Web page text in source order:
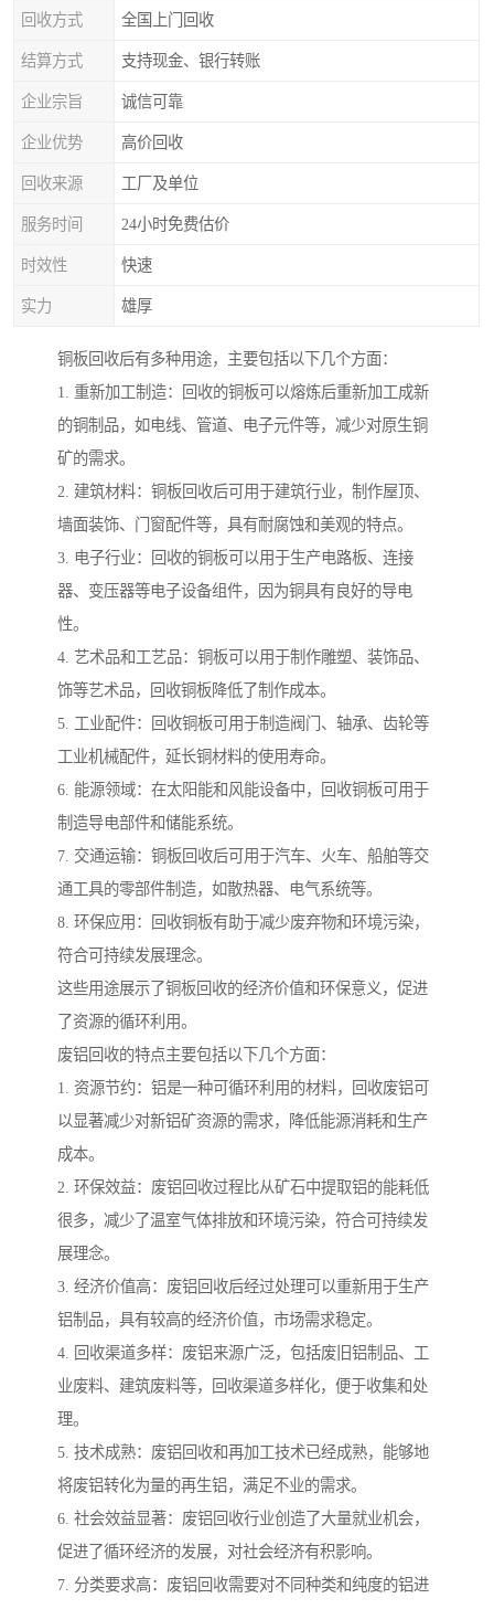
回收方式 全国上门回收
结算方式 支持现金、银行转账
企业宗旨 诚信可靠
企业优势 高价回收
回收来源 工厂及单位
服务时间 24小时免费估价
时效性 快速
实力 雄厚
铜板回收后有多种用途，主要包括以下几个方面：
1. 重新加工制造：回收的铜板可以熔炼后重新加工成新
的铜制品，如电线、管道、电子元件等，减少对原生铜
矿的需求。
2. 建筑材料：铜板回收后可用于建筑行业，制作屋顶、
墙面装饰、门窗配件等，具有耐腐蚀和美观的特点。
3. 电子行业：回收的铜板可以用于生产电路板、连接
器、变压器等电子设备组件，因为铜具有良好的导电
性。
4. 艺术品和工艺品：铜板可以用于制作雕塑、装饰品、
饰等艺术品，回收铜板降低了制作成本。
5. 工业配件：回收铜板可用于制造阀门、轴承、齿轮等
工业机械配件，延长铜材料的使用寿命。
6. 能源领域：在太阳能和风能设备中，回收铜板可用于
制造导电部件和储能系统。
7. 交通运输：铜板回收后可用于汽车、火车、船舶等交
通工具的零部件制造，如散热器、电气系统等。
8. 环保应用：回收铜板有助于减少废弃物和环境污染，
符合可持续发展理念。
这些用途展示了铜板回收的经济价值和环保意义，促进
了资源的循环利用。
废铝回收的特点主要包括以下几个方面：
1. 资源节约：铝是一种可循环利用的材料，回收废铝可
以显著减少对新铝矿资源的需求，降低能源消耗和生产
成本。
2. 环保效益：废铝回收过程比从矿石中提取铝的能耗低
很多，减少了温室气体排放和环境污染，符合可持续发
展理念。
3. 经济价值高：废铝回收后经过处理可以重新用于生产
铝制品，具有较高的经济价值，市场需求稳定。
4. 回收渠道多样：废铝来源广泛，包括废旧铝制品、工
业废料、建筑废料等，回收渠道多样化，便于收集和处
理。
5. 技术成熟：废铝回收和再加工技术已经成熟，能够地
将废铝转化为量的再生铝，满足不业的需求。
6. 社会效益显著：废铝回收行业创造了大量就业机会，
促进了循环经济的发展，对社会经济有积影响。
7. 分类要求高：废铝回收需要对不同种类和纯度的铝进